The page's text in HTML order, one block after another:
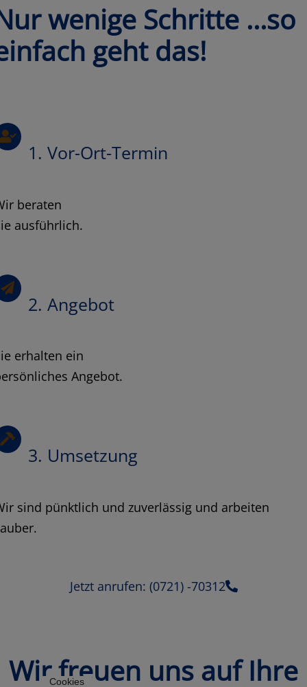
wenige Schritte …so
geht das!
1. Vor-Ort-Termin
beraten
ausführlich.
2. Angebot
erhalten ein
Angebot.
3. Umsetzung
sind pünktlich und zuverlässig und arbeiten
Jetzt anrufen: (0721) -70312
Wir freuen uns auf Ihre
Cookies